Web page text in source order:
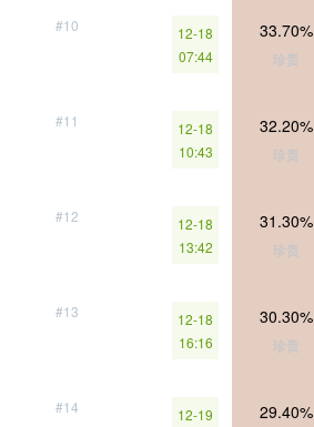
#10
12-18
07:44
33.70%
珍贵
#11
12-18
10:43
32.20%
珍贵
#12
12-18
13:42
31.30%
珍贵
#13
12-18
16:16
30.30%
珍贵
#14
12-19
29.40%